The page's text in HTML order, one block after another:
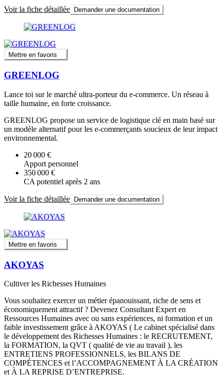
Voir la fiche détaillée Demander une documentation
Mettre en favoris
GREENLOG
Lance toi sur le marché ultra-porteur du e-commerce. Un réseau à
taille humaine, en forte croissance.
GREENLOG propose un service de logistique clé en main basé sur
un modèle alternatif pour les e-commerçants soucieux de leur impact
environnemental.
20 000 €
Apport personnel
350 000 €
CA potentiel après 2 ans
Voir la fiche détaillée Demander une documentation
Mettre en favoris
AKOYAS
Cultiver les Richesses Humaines
Vous souhaitez exercer un métier épanouissant, riche de sens et
économiquement attractif ? Devenez Consultant Expert en
Ressources Humaines avec ou sans expériences, ni formation et un
faible investissement grâce à AKOYAS ( Le cabinet spécialisé dans
le développement des Richesses Humaines : le RECRUTEMENT,
la FORMATION, la QVT ( qualité de vie au travail ), les
ENTRETIENS PROFESSIONNELS, les BILANS DE
COMPÉTENCES et l’ACCOMPAGNEMENT À LA CRÉATION
et À LA REPRISE D’ENTREPRISE.